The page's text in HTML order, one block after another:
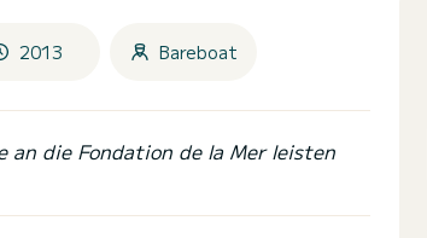
2013 Bareboat
an die Fondation de la Mer leisten